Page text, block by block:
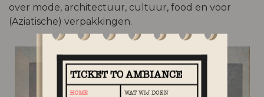
TICKET TO AMBIANCE
HOME WAT WIJ DOEN
over mode, architectuur, cultuur, food en voor
(Aziatische) verpakkingen.